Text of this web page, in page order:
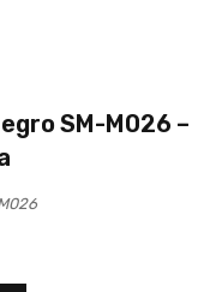
SM-M026 –